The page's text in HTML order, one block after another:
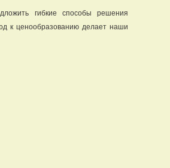
гибкие способы решения
к ценообразованию делает наши